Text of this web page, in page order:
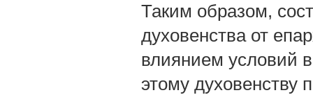
Таким образом,
духовенства от
влиянием условий
этому духовенству